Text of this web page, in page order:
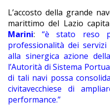
L’accosto della grande
marittimo del Lazio
Marini:“è stato reso
professionalità dei
alla sinergica azione
l’Autorità di Sistema
di tali navi possa
civitavecchiese di
performance.”